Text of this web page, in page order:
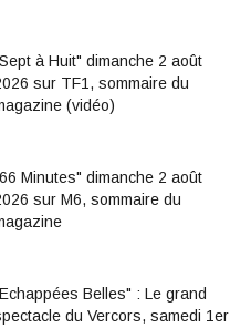
à Huit" dimanche 2 août
sur TF1, sommaire du
(vidéo)
Minutes" dimanche 2 août
sur M6, sommaire du
Belles" : Le grand
du Vercors, samedi 1er